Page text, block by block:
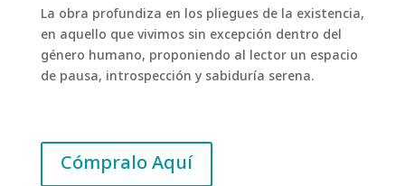
La obra profundiza en los pliegues de la existencia,
en aquello que vivimos sin excepción dentro del
género humano, proponiendo al lector un espacio
de pausa, introspección y sabiduría serena.
Cómpralo Aquí